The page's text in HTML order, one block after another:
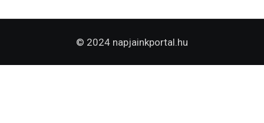
© 2024 napjainkportal.hu